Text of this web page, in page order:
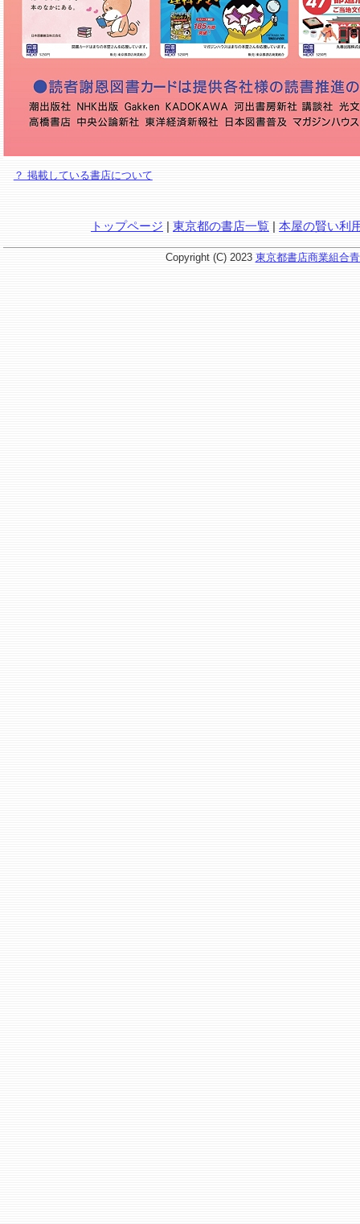
？ 掲載している書店について
トップページ | 東京都の書店一覧 | 本屋の賢い利
Copyright (C) 2023 東京都書店商業組合